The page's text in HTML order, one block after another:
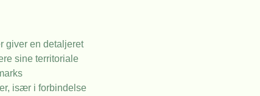
giver en detaljeret
sine territoriale
især i forbindelse